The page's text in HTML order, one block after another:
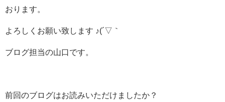
おります。
よろしくお願い致します ♪(´▽｀
ブログ担当の山口です。
前回のブログはお読みいただけましたか？